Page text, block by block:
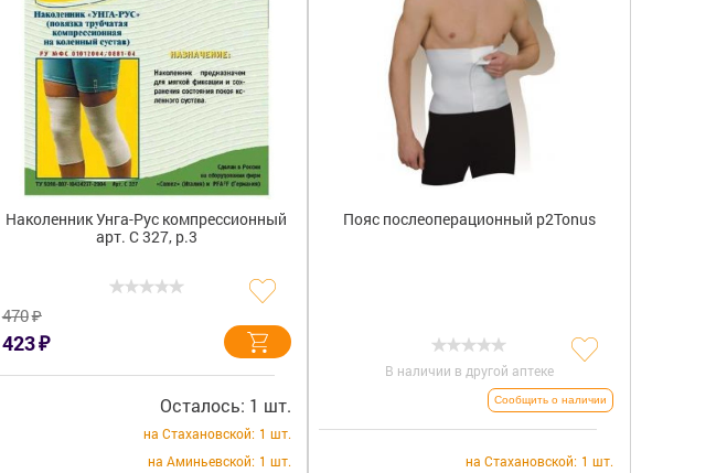
Наколенник Унга-Рус компрессионный
арт. С 327, р.3
470₽
423₽
Осталось: 1 шт.
на Стахановской: 1 шт.
на Аминьевской: 1 шт.
Пояс послеоперационный р2Tonus
В наличии в другой аптеке
Сообщить о наличии
на Стахановской: 1 шт.